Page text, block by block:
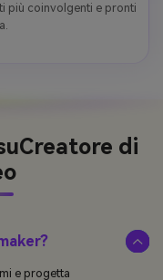
più coinvolgenti e pronti
Creatore di
e progetta